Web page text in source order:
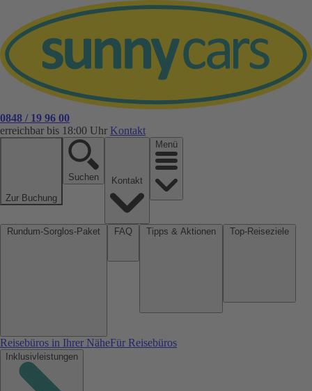
0848 / 19 96 00
erreichbar bis 18:00 Uhr Kontakt
Zur Buchung
Suchen
Menü
Reisebüros in Ihrer NäheFür Reisebüros
Inklusivleistungen